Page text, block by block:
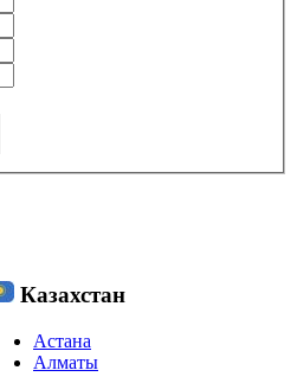
Казахстан
Астана
Алматы